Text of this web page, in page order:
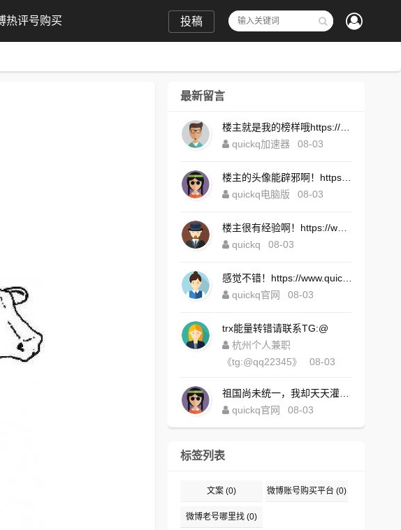
热评号购买 投稿
最新留言
quickq加速器
08-03
quickq电脑版
08-03
quickq
08-03
quickq官网
08-03
trx能量转错请联系TG:@
杭州个人兼职
《tg:@qq22345》
08-03
quickq官网
08-03
标签列表
文案 (0) 微博账号购买平台 (0)
微博老号哪里找 (0)